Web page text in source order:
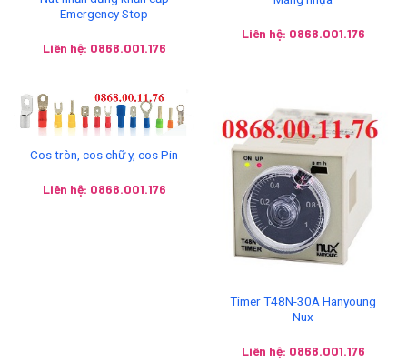
Emergency Stop
Liên hệ: 0868.001.176
Liên hệ: 0868.001.176
Cos tròn, cos chữ y, cos Pin
Liên hệ: 0868.001.176
Timer T48N-30A Hanyoung
Nux
Liên hệ: 0868.001.176